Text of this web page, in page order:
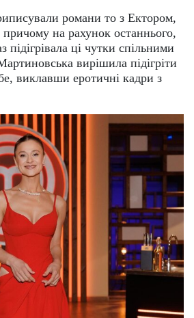
романи то з Ектором,
на рахунок останнього,
підігрівала ці чутки спільними
вирішила підігріти
виклавши еротичні кадри з